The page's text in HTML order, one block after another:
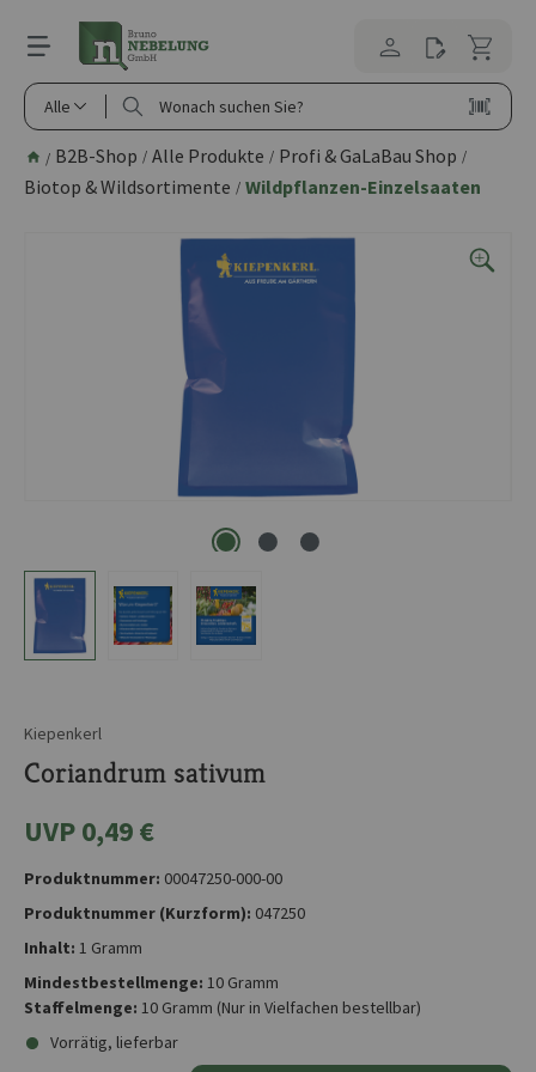
springen
Alle
/ B2B-Shop / Alle Produkte / Profi & GaLaBau Shop /
Biotop & Wildsortimente / Wildpflanzen-Einzelsaaten
Kiepenkerl
Coriandrum sativum
UVP 0,49 €
Produktnummer: 00047250-000-00
Produktnummer (Kurzform): 047250
Inhalt: 1 Gramm
Mindestbestellmenge: 10 Gramm
Staffelmenge: 10 Gramm (Nur in Vielfachen bestellbar)
Vorrätig, lieferbar